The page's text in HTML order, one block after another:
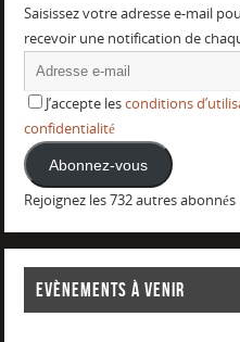
Saisissez votre adresse e-mail
recevoir une notification de
J’accepte lesconditions
confidentialité
Abonnez-vous
Rejoignez les 732 autres abonnés
EVÈNEMENTS À VENIR